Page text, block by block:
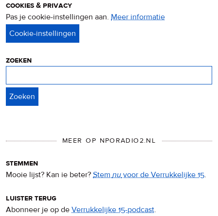
cookies & privacy
Pas je cookie-instellingen aan. Meer informatie
zoeken
MEER OP NPORADIO2.NL
stemmen
Mooie lijst? Kan ie beter? Stemnuvoor de Verrukkelijke 15.
luister terug
Abonneer je op de Verrukkelijke 15-podcast.